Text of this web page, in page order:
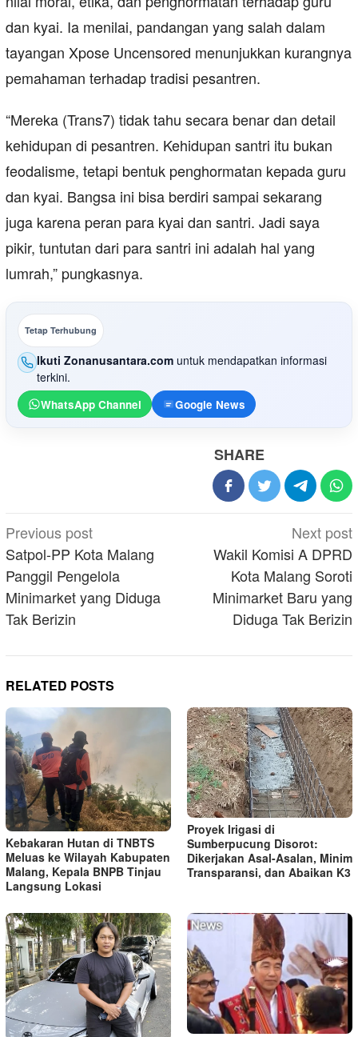
dan kyai. Ia menilai, pandangan yang salah dalam
tayangan Xpose Uncensored menunjukkan kurangnya
pemahaman terhadap tradisi pesantren.
“Mereka (Trans7) tidak tahu secara benar dan detail
kehidupan di pesantren. Kehidupan santri itu bukan
feodalisme, tetapi bentuk penghormatan kepada guru
dan kyai. Bangsa ini bisa berdiri sampai sekarang
juga karena peran para kyai dan santri. Jadi saya
pikir, tuntutan dari para santri ini adalah hal yang
lumrah,” pungkasnya.
Tetap Terhubung
Ikuti Zonanusantara.com untuk mendapatkan informasi
terkini.
WhatsApp Channel Google News
SHARE
Post
navigation
Previous post
Satpol-PP Kota Malang
Panggil Pengelola
Minimarket yang Diduga
Tak Berizin
Next post
Wakil Komisi A DPRD
Kota Malang Soroti
Minimarket Baru yang
Diduga Tak Berizin
RELATED POSTS
Kebakaran Hutan di TNBTS
Meluas ke Wilayah Kabupaten
Malang, Kepala BNPB Tinjau
Langsung Lokasi
Proyek Irigasi di
Sumberpucung Disorot:
Dikerjakan Asal-Asalan, Minim
Transparansi, dan Abaikan K3